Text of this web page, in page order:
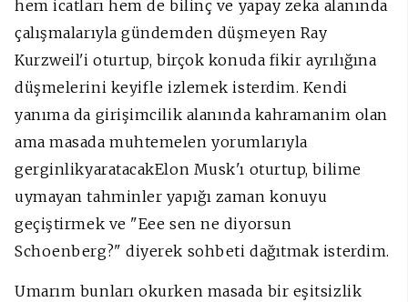
hem icatları hem de bilinç ve yapay zeka alanında
çalışmalarıyla gündemden düşmeyen Ray
Kurzweil'i oturtup, birçok konuda fikir ayrılığına
düşmelerini keyifle izlemek isterdim. Kendi
yanıma da girişimcilik alanında kahramanim olan
ama masada muhtemelen yorumlarıyla
gerginlikyaratacakElon Musk'ı oturtup, bilime
uymayan tahminler yapığı zaman konuyu
geçiştirmek ve "Eee sen ne diyorsun
Schoenberg?" diyerek sohbeti dağıtmak isterdim.
Umarım bunları okurken masada bir eşitsizlik